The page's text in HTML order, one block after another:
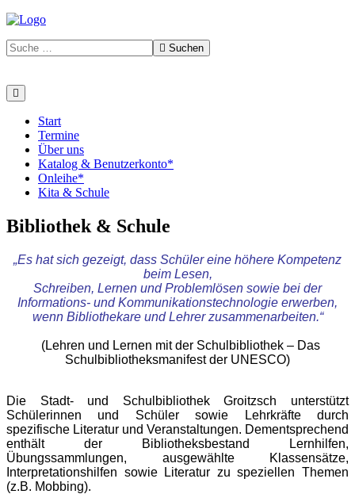
Suchen
Start
Termine
Über uns
Katalog & Benutzerkonto*
Onleihe*
Kita & Schule
Bibliothek & Schule
„Es hat sich gezeigt, dass Schüler eine höhere Kompetenz
beim Lesen,
Schreiben, Lernen und Problemlösen sowie bei der
Informations- und Kommunikationstechnologie erwerben,
wenn Bibliothekare und Lehrer zusammenarbeiten.“
(Lehren und Lernen mit der Schulbibliothek – Das
Schulbibliotheksmanifest der UNESCO)
Die Stadt- und Schulbibliothek Groitzsch unterstützt
Schülerinnen und Schüler sowie Lehrkräfte durch
spezifische Literatur und Veranstaltungen. Dementsprechend
enthält der Bibliotheksbestand Lernhilfen,
Übungssammlungen, ausgewählte Klassensätze,
Interpretationshilfen sowie Literatur zu speziellen Themen
(z.B. Mobbing).